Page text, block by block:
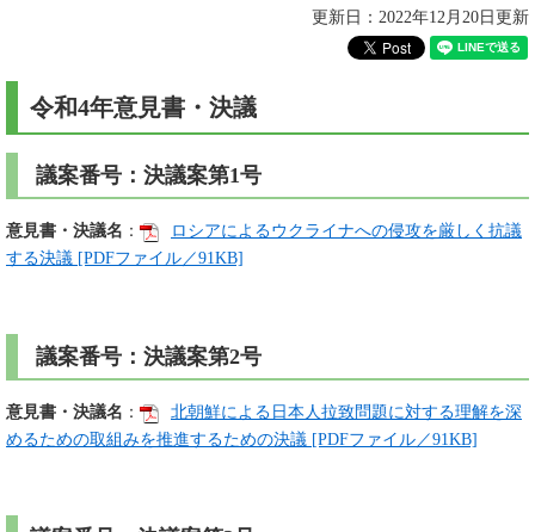
更新日：2022年12月20日更新
令和4年意見書・決議
議案番号：決議案第1号
意見書・決議名 ：
ロシアによるウクライナへの侵攻を厳しく抗議
する決議 [PDFファイル／91KB]
議案番号：決議案第2号
意見書・決議名 ：
北朝鮮による日本人拉致問題に対する理解を深
めるための取組みを推進するための決議 [PDFファイル／91KB]